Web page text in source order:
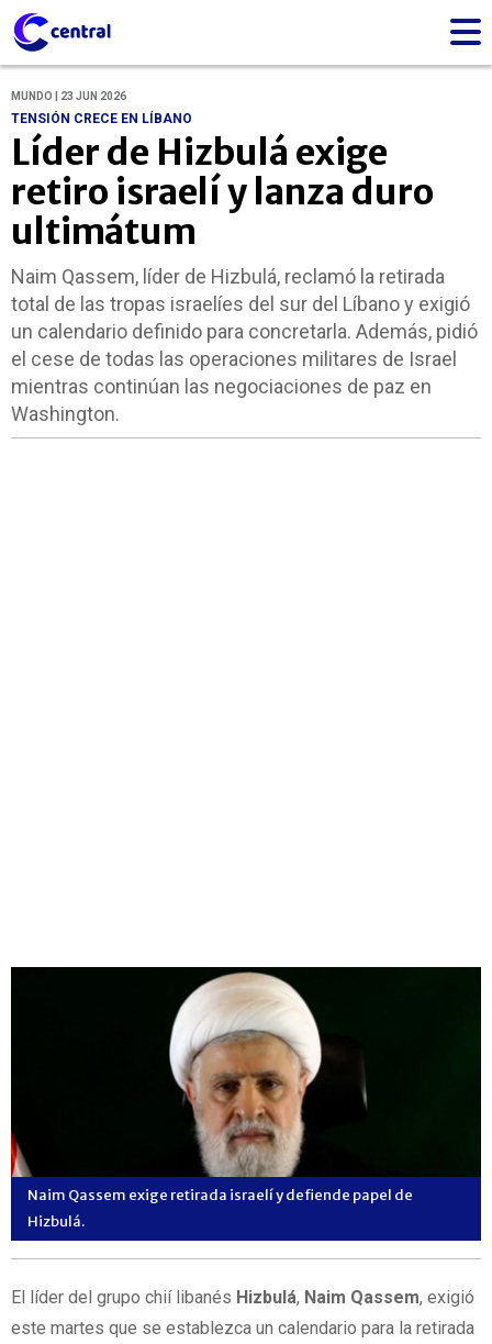
MUNDO | 23 JUN 2026
TENSIÓN CRECE EN LÍBANO
Líder de Hizbulá exige
retiro israelí y lanza duro
ultimátum
Naim Qassem, líder de Hizbulá, reclamó la retirada
total de las tropas israelíes del sur del Líbano y exigió
un calendario definido para concretarla. Además, pidió
el cese de todas las operaciones militares de Israel
mientras continúan las negociaciones de paz en
Washington.
Naim Qassem exige retirada israelí y defiende papel de
Hizbulá.
El líder del grupo chií libanés Hizbulá, Naim Qassem, exigió
este martes que se establezca un calendario para la retirada